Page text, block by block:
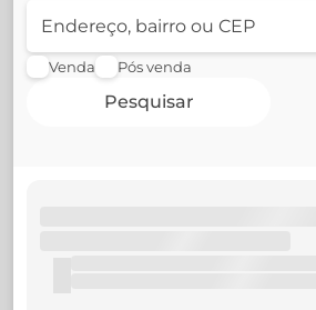
Venda Pós venda
Pesquisar